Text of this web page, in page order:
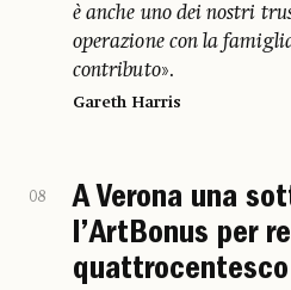
è anche uno dei nostri
operazione con la
contributo».
Gareth Harris
08
A Verona una
l’ArtBonus per